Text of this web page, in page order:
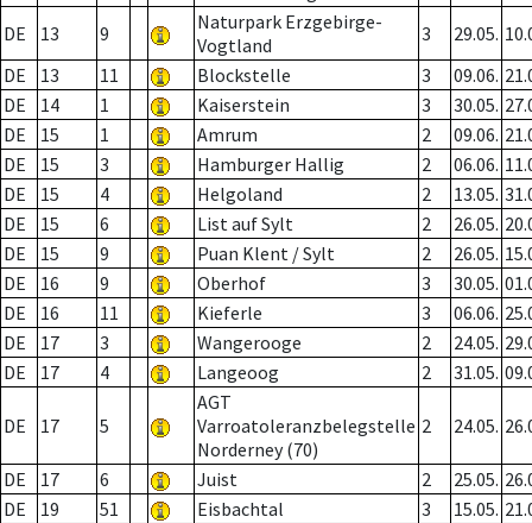
DE 13 9
Naturpark Erzgebirge-
Vogtland
3 29.05.
DE
13 11 Blockstelle 3 09.06.
DE
14 1 Kaiserstein 3 30.05.
DE
15 1 Amrum 2 09.06.
DE
15 3 Hamburger Hallig 2 06.06.
DE
15 4 Helgoland 2 13.05.
DE
15 6 List auf Sylt 2 26.05.
DE
15 9 Puan Klent / Sylt 2 26.05.
DE
16 9 Oberhof 3 30.05.
DE
16 11 Kieferle 3 06.06.
DE
17 3 Wangerooge 2 24.05.
DE
17 4 Langeoog 2 31.05.
DE 17 5
AGT
Varroatoleranzbelegstelle
Norderney (70)
2 24.05.
DE 17 6 Juist 2 25.05.
DE
19 51 Eisbachtal 3 15.05.